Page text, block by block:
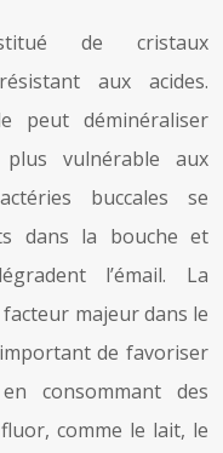
de cristaux
aux acides.
peut déminéraliser
vulnérable aux
buccales se
dans la bouche et
l’émail. La
majeur dans le
de favoriser
consommant des
comme le lait, le